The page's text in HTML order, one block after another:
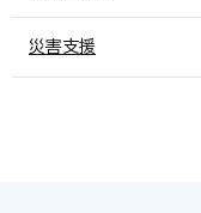
災害支援